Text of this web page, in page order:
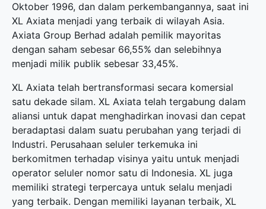
Oktober 1996, dan dalam perkembangannya, saat ini
XL Axiata menjadi yang terbaik di wilayah Asia.
Axiata Group Berhad adalah pemilik mayoritas
dengan saham sebesar 66,55% dan selebihnya
menjadi milik publik sebesar 33,45%.
XL Axiata telah bertransformasi secara komersial
satu dekade silam. XL Axiata telah tergabung dalam
aliansi untuk dapat menghadirkan inovasi dan cepat
beradaptasi dalam suatu perubahan yang terjadi di
Industri. Perusahaan seluler terkemuka ini
berkomitmen terhadap visinya yaitu untuk menjadi
operator seluler nomor satu di Indonesia. XL juga
memiliki strategi terpercaya untuk selalu menjadi
yang terbaik. Dengan memiliki layanan terbaik, XL